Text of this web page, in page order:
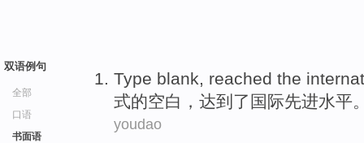
双语例句
全部
口语
书面语
Type blank, reached the
式的空白 ， 达到 了 国际先进水平
youdao